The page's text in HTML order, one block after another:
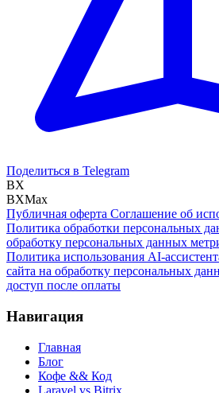
Поделиться в Telegram
BX
BXMax
Публичная оферта Соглашение об
Политика обработки персональных
обработку персональных данных
Политика использования AI-
сайта на обработку персональных
доступ после оплаты
Навигация
Главная
Блог
Кофе && Код
Laravel vs Bitrix